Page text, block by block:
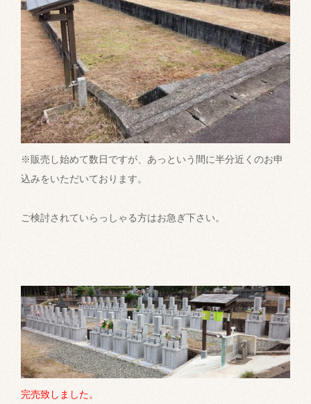
※販売し始めて数日ですが、あっという間に半分近くのお申
込みをいただいております。
ご検討されていらっしゃる方はお急ぎ下さい。
完売致しました。